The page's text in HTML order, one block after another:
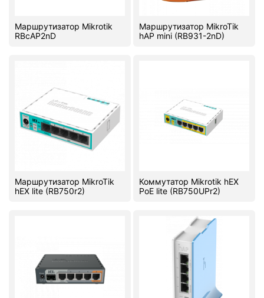
Маршрутизатор Mikrotik
RBcAP2nD
Маршрутизатор MikroTik
hAP mini (RB931-2nD)
Маршрутизатор MikroTik
hEX lite (RB750r2)
Коммутатор Mikrotik hEX
PoE lite (RB750UPr2)